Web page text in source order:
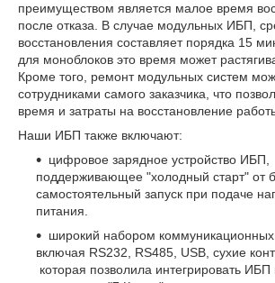
преимуществом является малое время
после отказа. В случае модульных ИБП,
восстановления составляет порядка 15
для моноблоков это время может
Кроме того, ремонт модульных систем
сотрудниками самого заказчика, что
время и затраты на восстановление
Наши ИБП также включают:
цифровое зарядное устройство ИБП,
поддерживающее "холодный старт" от
самостоятельный запуск при подаче
питания.
широкий набором коммуникационных
включая RS232, RS485, USB, сухие
которая позволила интегрировать ИБП